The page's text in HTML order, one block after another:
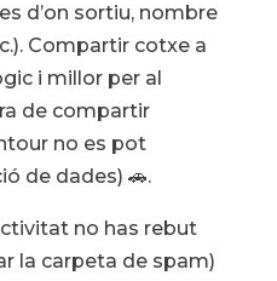
d’on sortiu, nombre
Compartir cotxe a
i millor per al
de compartir
no es pot
de dades) 🚗.
no has rebut
la carpeta de spam)